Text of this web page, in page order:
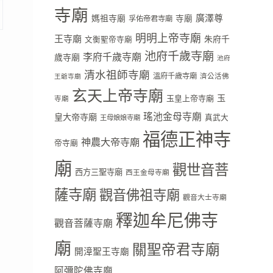
寺廟 媽祖寺廟 孚佑帝君寺廟 寺廟 廣澤尊
王寺廟 文衡聖帝寺廟 明明上帝寺廟 朱府千
歲寺廟 李府千歲寺廟 池府千歲寺廟 池府
王爺寺廟 清水祖師寺廟 溫府千歲寺廟 濟公活佛
寺廟 玄天上帝寺廟 玉皇上帝寺廟 玉
皇大帝寺廟 王母娘娘寺廟 瑤池金母寺廟 真武大
帝寺廟 神農大帝寺廟 福德正神寺
廟 西方三聖寺廟 西王金母寺廟 觀世音菩
薩寺廟觀音佛祖寺廟 觀音大士寺廟
觀音菩薩寺廟 釋迦牟尼佛寺
廟 開漳聖王寺廟 關聖帝君寺廟